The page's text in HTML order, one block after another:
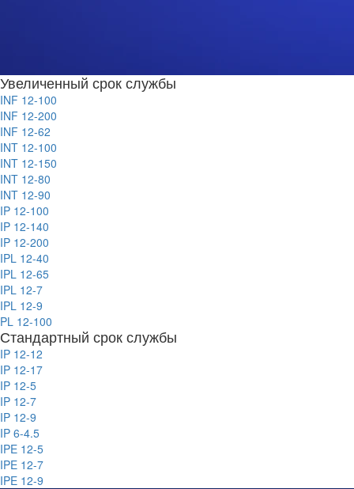
Увеличенный срок службы
INF 12-100
INF 12-200
INF 12-62
INT 12-100
INT 12-150
INT 12-80
INT 12-90
IP 12-100
IP 12-140
IP 12-200
IPL 12-40
IPL 12-65
IPL 12-7
IPL 12-9
PL 12-100
Стандартный срок службы
IP 12-12
IP 12-17
IP 12-5
IP 12-7
IP 12-9
IP 6-4.5
IPE 12-5
IPE 12-7
IPE 12-9